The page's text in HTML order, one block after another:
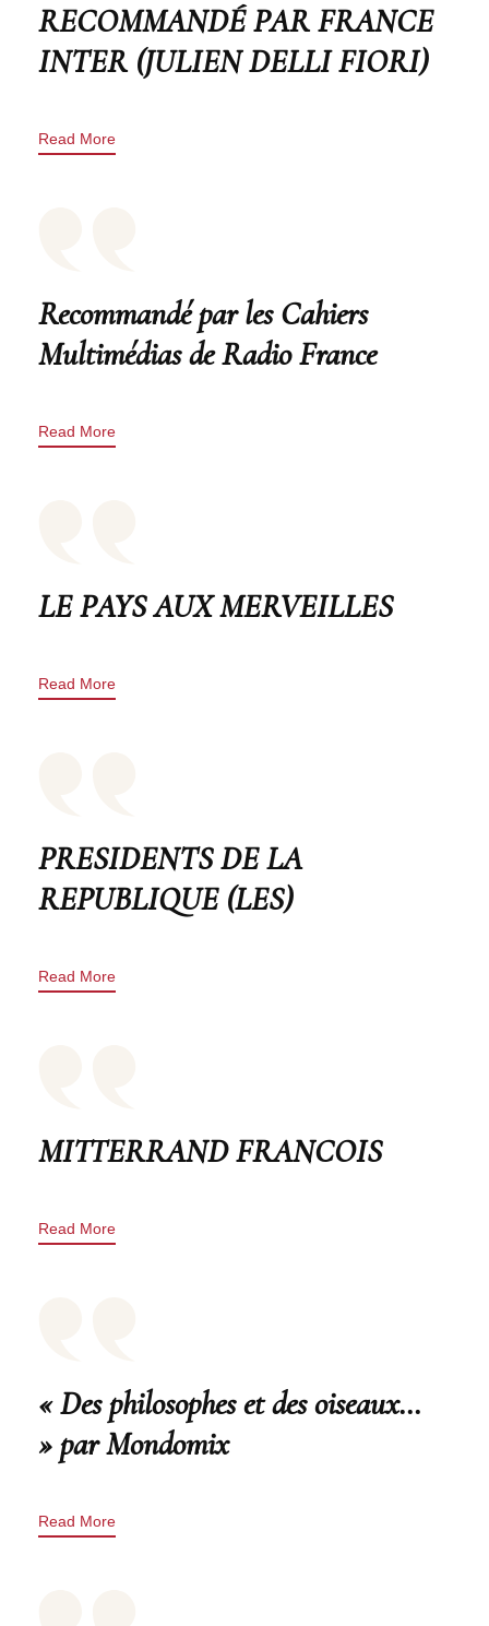
RECOMMANDÉ PAR FRANCE
INTER (JULIEN DELLI FIORI)
Read More
Recommandé par les Cahiers
Multimédias de Radio France
Read More
LE PAYS AUX MERVEILLES
Read More
PRESIDENTS DE LA
REPUBLIQUE (LES)
Read More
MITTERRAND FRANCOIS
Read More
« Des philosophes et des oiseaux…
» par Mondomix
Read More